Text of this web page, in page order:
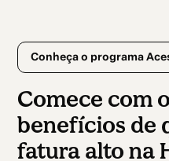
Conheça o programa
Comece com
benefícios de
fatura alto na